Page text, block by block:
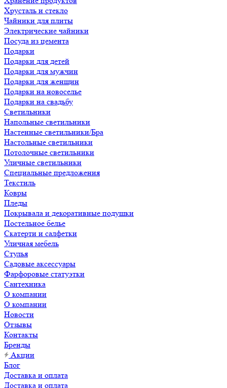
Хрусталь и стекло
Чайники для плиты
Электрические чайники
Посуда из цемента
Подарки
Подарки для детей
Подарки для мужчин
Подарки для женщин
Подарки на новоселье
Подарки на свадьбу
Светильники
Напольные светильники
Настенные светильники/Бра
Настольные светильники
Потолочные светильники
Уличные светильники
Специальные предложения
Текстиль
Ковры
Пледы
Покрывала и декоративные подушки
Постельное белье
Скатерти и салфетки
Уличная мебель
Стулья
Садовые аксессуары
Фарфоровые статуэтки
Сантехника
О компании
О компании
Новости
Отзывы
Контакты
Бренды
Акции
Блог
Доставка и оплата
Доставка и оплата